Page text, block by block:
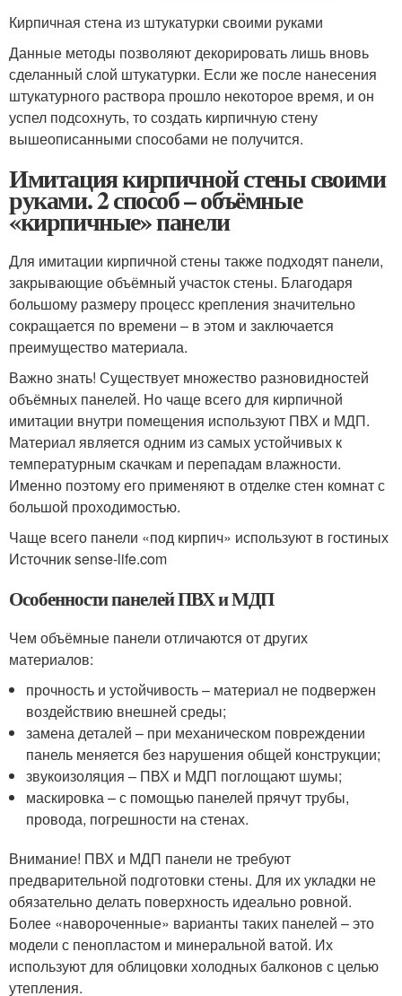
Кирпичная стена из штукатурки своими руками
Данные методы позволяют декорировать лишь вновь
сделанный слой штукатурки. Если же после нанесения
штукатурного раствора прошло некоторое время, и он
успел подсохнуть, то создать кирпичную стену
вышеописанными способами не получится.
Имитация кирпичной стены своими
руками. 2 способ – объёмные
«кирпичные» панели
Для имитации кирпичной стены также подходят панели,
закрывающие объёмный участок стены. Благодаря
большому размеру процесс крепления значительно
сокращается по времени – в этом и заключается
преимущество материала.
Важно знать! Существует множество разновидностей
объёмных панелей. Но чаще всего для кирпичной
имитации внутри помещения используют ПВХ и МДП.
Материал является одним из самых устойчивых к
температурным скачкам и перепадам влажности.
Именно поэтому его применяют в отделке стен комнат с
большой проходимостью.
Чаще всего панели «под кирпич» используют в гостиных
Источник sense-life.com
Особенности панелей ПВХ и МДП
Чем объёмные панели отличаются от других
материалов:
прочность и устойчивость – материал не подвержен
воздействию внешней среды;
замена деталей – при механическом повреждении
панель меняется без нарушения общей конструкции;
звукоизоляция – ПВХ и МДП поглощают шумы;
маскировка – с помощью панелей прячут трубы,
провода, погрешности на стенах.
Внимание! ПВХ и МДП панели не требуют
предварительной подготовки стены. Для их укладки не
обязательно делать поверхность идеально ровной.
Более «навороченные» варианты таких панелей – это
модели с пенопластом и минеральной ватой. Их
используют для облицовки холодных балконов с целью
утепления.